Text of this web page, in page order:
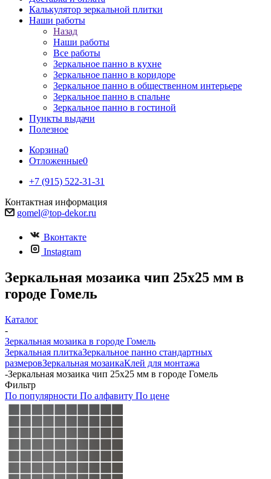
Калькулятор зеркальной плитки
Наши работы
Назад
Наши работы
Все работы
Зеркальное панно в кухне
Зеркальное панно в коридоре
Зеркальное панно в общественном интерьере
Зеркальное панно в спальне
Зеркальное панно в гостиной
Пункты выдачи
Полезное
Корзина0
Отложенные0
+7 (915) 522-31-31
Контактная информация
gomel@top-dekor.ru
Вконтакте
Instagram
Зеркальная мозаика чип 25х25 мм в
городе Гомель
Каталог
-
Зеркальная мозаика в городе Гомель
Зеркальная плиткаЗеркальное панно стандартных
размеровЗеркальная мозаикаКлей для монтажа
-Зеркальная мозаика чип 25х25 мм в городе Гомель
Фильтр
По популярности По алфавиту По цене